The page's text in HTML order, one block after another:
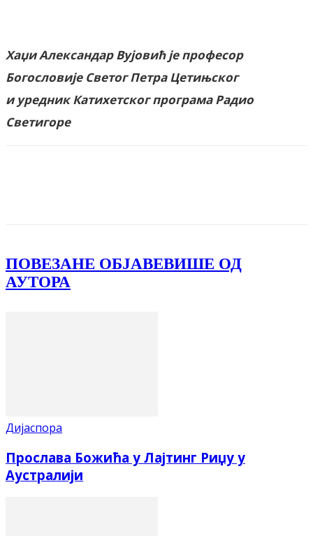
Хаџи Александар Вујовић је професор
Богословије Светог Петра Цетињског
и уредник Катихетског програма Радио
Светигоре
ПОВЕЗАНЕ ОБЈАВЕВИШЕ ОД
АУТОРА
Дијаспора
Прослава Божића у Лајтинг Риџу у
Аустралији